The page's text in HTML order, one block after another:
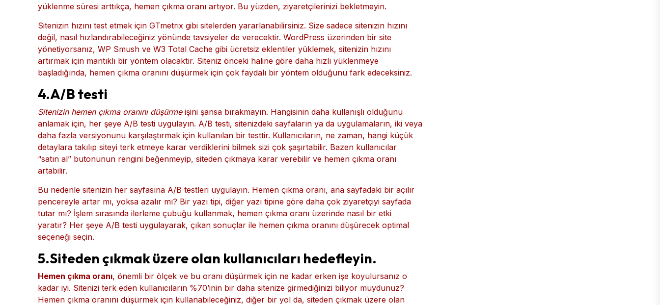
yüklenme süresi arttıkça, hemen çıkma oranı artıyor. Bu yüzden, ziyaretçilerinizi bekletmeyin.
Sitenizin hızını test etmek için GTmetrix gibi sitelerden yararlanabilirsiniz. Size sadece sitenizin hızını
değil, nasıl hızlandırabileceğiniz yönünde tavsiyeler de verecektir. WordPress üzerinden bir site
yönetiyorsanız, WP Smush ve W3 Total Cache gibi ücretsiz eklentiler yüklemek, sitenizin hızını
artırmak için mantıklı bir yöntem olacaktır. Siteniz önceki haline göre daha hızlı yüklenmeye
başladığında, hemen çıkma oranını düşürmek için çok faydalı bir yöntem olduğunu fark edeceksiniz.
4.A/B testi
Sitenizin hemen çıkma oranını düşürmeişini şansa bırakmayın. Hangisinin daha kullanışlı olduğunu
anlamak için, her şeye A/B testi uygulayın. A/B testi, sitenizdeki sayfaların ya da uygulamaların, iki veya
daha fazla versiyonunu karşılaştırmak için kullanılan bir testtir. Kullanıcıların, ne zaman, hangi küçük
detaylara takılıp siteyi terk etmeye karar verdiklerini bilmek sizi çok şaşırtabilir. Bazen kullanıcılar
“satın al” butonunun rengini beğenmeyip, siteden çıkmaya karar verebilir ve hemen çıkma oranı
artabilir.
Bu nedenle sitenizin her sayfasına A/B testleri uygulayın. Hemen çıkma oranı, ana sayfadaki bir açılır
pencereyle artar mı, yoksa azalır mı? Bir yazı tipi, diğer yazı tipine göre daha çok ziyaretçiyi sayfada
tutar mı? İşlem sırasında ilerleme çubuğu kullanmak, hemen çıkma oranı üzerinde nasıl bir etki
yaratır? Her şeye A/B testi uygulayarak, çıkan sonuçlar ile hemen çıkma oranını düşürecek optimal
seçeneği seçin.
5.Siteden çıkmak üzere olan kullanıcıları hedefleyin.
Hemen çıkma oranı, önemli bir ölçek ve bu oranı düşürmek için ne kadar erken işe koyulursanız o
kadar iyi. Sitenizi terk eden kullanıcıların %70’inin bir daha sitenize girmediğinizi biliyor muydunuz?
Hemen çıkma oranını düşürmek için kullanabileceğiniz, diğer bir yol da, siteden çıkmak üzere olan